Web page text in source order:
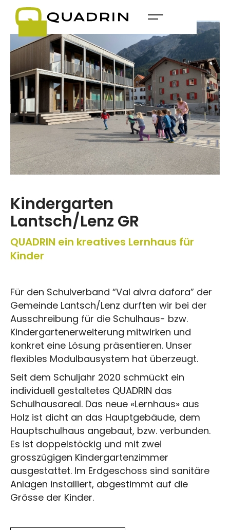
Kindergarten
Lantsch/Lenz GR
QUADRIN ein kreatives Lernhaus für
Kinder
Für den Schulverband “Val alvra dafora” der
Gemeinde Lantsch/Lenz durften wir bei der
Ausschreibung für die Schulhaus- bzw.
Kindergartenerweiterung mitwirken und
konkret eine Lösung präsentieren. Unser
flexibles Modulbausystem hat überzeugt.
Seit dem Schuljahr 2020 schmückt ein
individuell gestaltetes QUADRIN das
Schulhausareal. Das neue «Lernhaus» aus
Holz ist dicht an das Hauptgebäude, dem
Hauptschulhaus angebaut, bzw. verbunden.
Es ist doppelstöckig und mit zwei
grosszügigen Kindergartenzimmer
ausgestattet. Im Erdgeschoss sind sanitäre
Anlagen installiert, abgestimmt auf die
Grösse der Kinder.